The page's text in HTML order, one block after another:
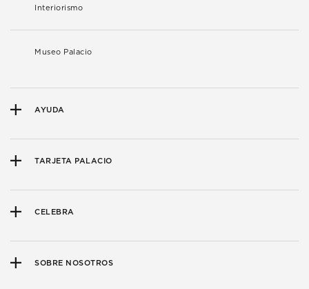
Interiorismo
Museo Palacio
AYUDA
TARJETA PALACIO
CELEBRA
SOBRE NOSOTROS